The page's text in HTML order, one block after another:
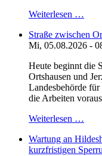
Weiterlesen …
Straße zwischen
Mi, 05.08.2026 -
Heute beginnt die
Ortshausen und
Landesbehörde
die Arbeiten
Weiterlesen …
Wartung an
kurzfristigen